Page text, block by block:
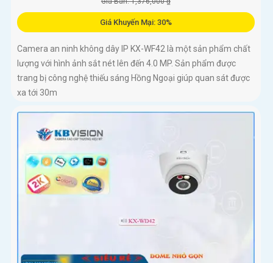
Giá Khuyến Mại: 30%
Camera an ninh không dây IP KX-WF42 là một sản phẩm chất
lượng với hình ảnh sắt nét lên đến 4.0 MP. Sản phẩm được
trang bị công nghệ thiếu sáng Hồng Ngoại giúp quan sát được
xa tới 30m